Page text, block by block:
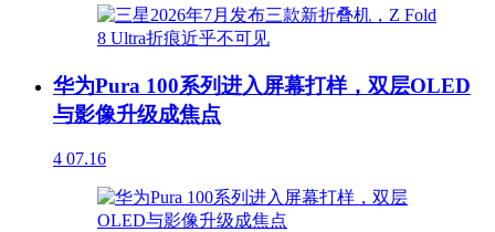
华为Pura 100系列进入屏幕打样，双层OLED
与影像升级成焦点
4 07.16